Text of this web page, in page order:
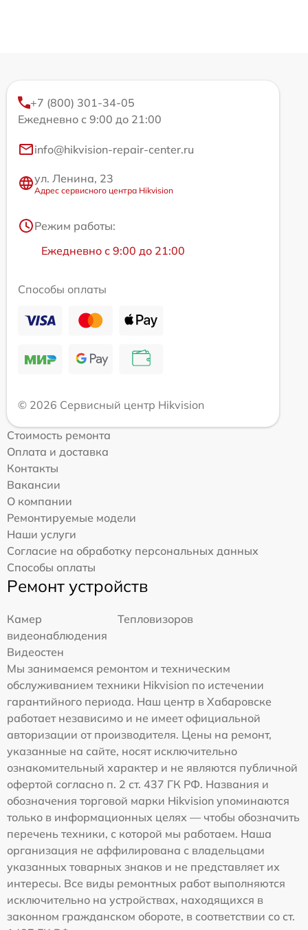
+7 (800) 301-34-05
Ежедневно с 9:00 до 21:00
info@hikvision-repair-center.ru
ул. Ленина, 23
Адрес сервисного центра Hikvision
Режим работы:
Ежедневно с 9:00 до 21:00
Способы оплаты
© 2026 Сервисный центр Hikvision
Стоимость ремонта
Оплата и доставка
Контакты
Вакансии
О компании
Ремонтируемые модели
Наши услуги
Согласие на обработку персональных данных
Способы оплаты
Ремонт устройств
Камер
видеонаблюдения
Тепловизоров
Видеостен
Мы занимаемся ремонтом и техническим
обслуживанием техники Hikvision по истечении
гарантийного периода. Наш центр в Хабаровске
работает независимо и не имеет официальной
авторизации от производителя. Цены на ремонт,
указанные на сайте, носят исключительно
ознакомительный характер и не являются публичной
офертой согласно п. 2 ст. 437 ГК РФ. Названия и
обозначения торговой марки Hikvision упоминаются
только в информационных целях — чтобы обозначить
перечень техники, с которой мы работаем. Наша
организация не аффилирована с владельцами
указанных товарных знаков и не представляет их
интересы. Все виды ремонтных работ выполняются
исключительно на устройствах, находящихся в
законном гражданском обороте, в соответствии со ст.